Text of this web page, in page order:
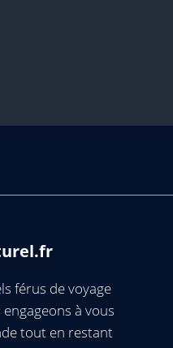
férus de voyage
à vous
tout en restant